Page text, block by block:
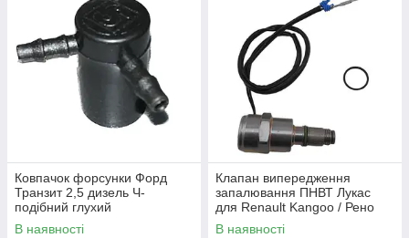
Ковпачок форсунки Форд
Транзит 2,5 дизель Ч-
подібний глухий
В наявності
Клапан випередження
запалювання ПНВТ Лукас
для Renault Kangoo / Рено
Кенго 1.9D 1996-
В наявності